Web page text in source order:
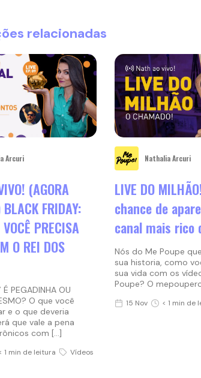
relacionadas
Arcuri
(AGORA
BLACK FRIDAY:
PRECISA
O REI DOS
É PEGADINHA OU
O que você
e o que deveria
que vale a pena
com […]
1 min de leitura Vídeos
Nathalia Arcuri
LIVE DO
chance de
canal mais rico
Nós do Me Poupe
sua historia, como
sua vida com os
Poupe? O
15 Nov < 1 min de